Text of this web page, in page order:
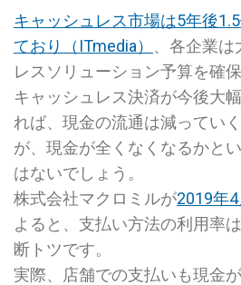
キャッシュレス市場は5年後
ており（ITmedia） 、各企業は
レスソリューション予算を確
キャッシュレス決済が今後大
れば、現金の流通は減ってい
が、現金が全くなくなるかと
はないでしょう。
株式会社マクロミルが2019年
よると、支払い方法の利用率
断トツです。
実際、店舗での支払いも現金